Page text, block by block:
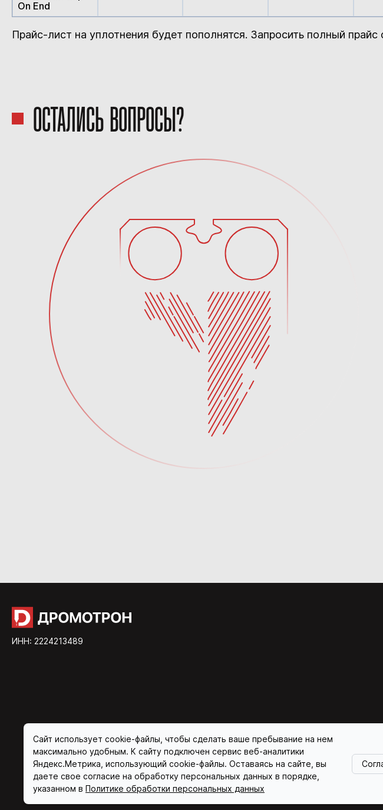
On End
Прайс-лист на уплотнения будет пополнятся. Запросить полный
ОСТАЛИСЬ ВОПРОСЫ?
ИНН: 2224213489
Сайт использует cookie-файлы, чтобы сделать ваше пребывание на нем
максимально удобным. К сайту подключен сервис веб-аналитики
Яндекс.Метрика, использующий cookie-файлы. Оставаясь на сайте, вы
даете свое согласие на обработку персональных данных в порядке,
указанном в Политике обработки персональных данных